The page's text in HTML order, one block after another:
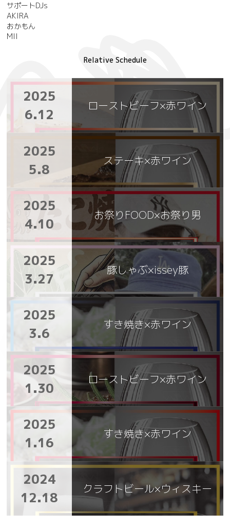
サポートDJs
AKIRA
おかもん
MII
Relative Schedule
2025
6.12
ローストビーフ×赤ワイン
2025
5.8
ステーキ×赤ワイン
2025
4.10
お祭りFOOD×お祭り男
2025
3.27
豚しゃぶ×issey豚
2025
3.6
すき焼き×赤ワイン
2025
1.30
ローストビーフ×赤ワイン
2025
1.16
すき焼き×赤ワイン
2024
12.18
クラフトビール×ウィスキー